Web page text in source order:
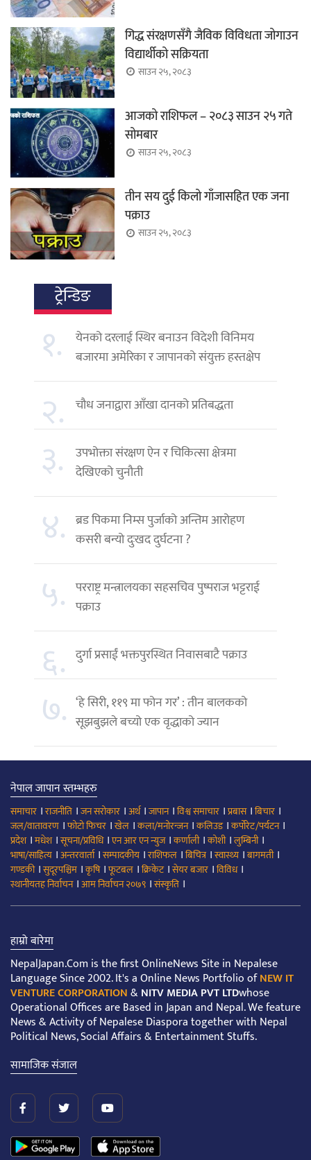
गिद्ध संरक्षणसँगै जैविक विविधता जोगाउन
विद्यार्थीको सक्रियता
साउन २५, २०८३
आजको राशिफल – २०८३ साउन २५ गते
सोमबार
साउन २५, २०८३
तीन सय दुई किलो गाँजासहित एक जना
पक्राउ
साउन २५, २०८३
ट्रेन्डिङ
१.
येनको दरलाई स्थिर बनाउन विदेशी विनिमय
बजारमा अमेरिका र जापानको संयुक्त हस्तक्षेप
२. चौध जनाद्वारा आँखा दानको प्रतिबद्धता
३.
उपभोक्ता संरक्षण ऐन र चिकित्सा क्षेत्रमा
देखिएको चुनौती
४. ब्रड पिकमा निम्स पुर्जाको अन्तिम आरोहण
कसरी बन्यो दुःखद दुर्घटना ?
५. परराष्ट्र मन्त्रालयका सहसचिव पुष्पराज भट्टराई
पक्राउ
६. दुर्गा प्रसाईं भक्तपुरस्थित निवासबाटै पक्राउ
७. ‘हे सिरी, ११९ मा फोन गर’ : तीन बालकको
सूझबुझले बच्यो एक वृद्धाको ज्यान
नेपाल जापान स्तम्भहरु
समाचार ।राजनीति ।जन सरोकार ।अर्थ।जापान।विश्व समाचार ।प्रबास।बिचार ।
जल/वातावरण ।फोटो फिचर ।खेल ।कला/मनोरन्जन।कलिउड।कर्पोरेट/पर्यटन।
प्रदेश।मधेश।सूचना/प्रविधि।एन आर एन न्युज।कर्णाली।कोशी।लुम्बिनी।
भाषा/साहित्य ।अन्तरवार्ता।सम्पादकीय ।राशिफल ।बिचित्र।स्वास्थ्य ।बागमती।
गण्डकी।सुदूरपश्चिम ।कृषि।फूटबल ।क्रिकेट।सेयर बजार ।विविध।
स्थानीयतह निर्वाचन।आम निर्वाचन २०७९ ।संस्कृति ।
हाम्रो बारेमा
NepalJapan.Com is the first OnlineNews Site in Nepalese
Language Since 2002. It's a Online News Portfolio ofNEW IT
VENTURE CORPORATION&NITV MEDIA PVT LTDwhose
Operational Offices are Based in Japan and Nepal. We feature
News & Activity of Nepalese Diaspora together with Nepal
Political News, Social Affairs & Entertainment Stuffs.
सामाजिक संजाल